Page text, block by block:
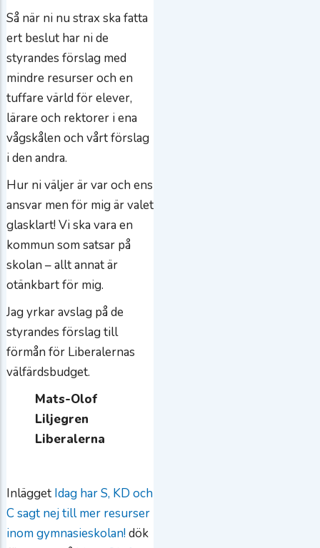
Så när ni nu strax ska fatta
ert beslut har ni de
styrandes förslag med
mindre resurser och en
tuffare värld för elever,
lärare och rektorer i ena
vågskålen och vårt förslag
i den andra.
Hur ni väljer är var och ens
ansvar men för mig är valet
glasklart! Vi ska vara en
kommun som satsar på
skolan – allt annat är
otänkbart för mig.
Jag yrkar avslag på de
styrandes förslag till
förmån för Liberalernas
välfärdsbudget.
Mats-Olof
Liljegren
Liberalerna
Inlägget Idag har S, KD och
C sagt nej till mer resurser
inom gymnasieskolan!dök